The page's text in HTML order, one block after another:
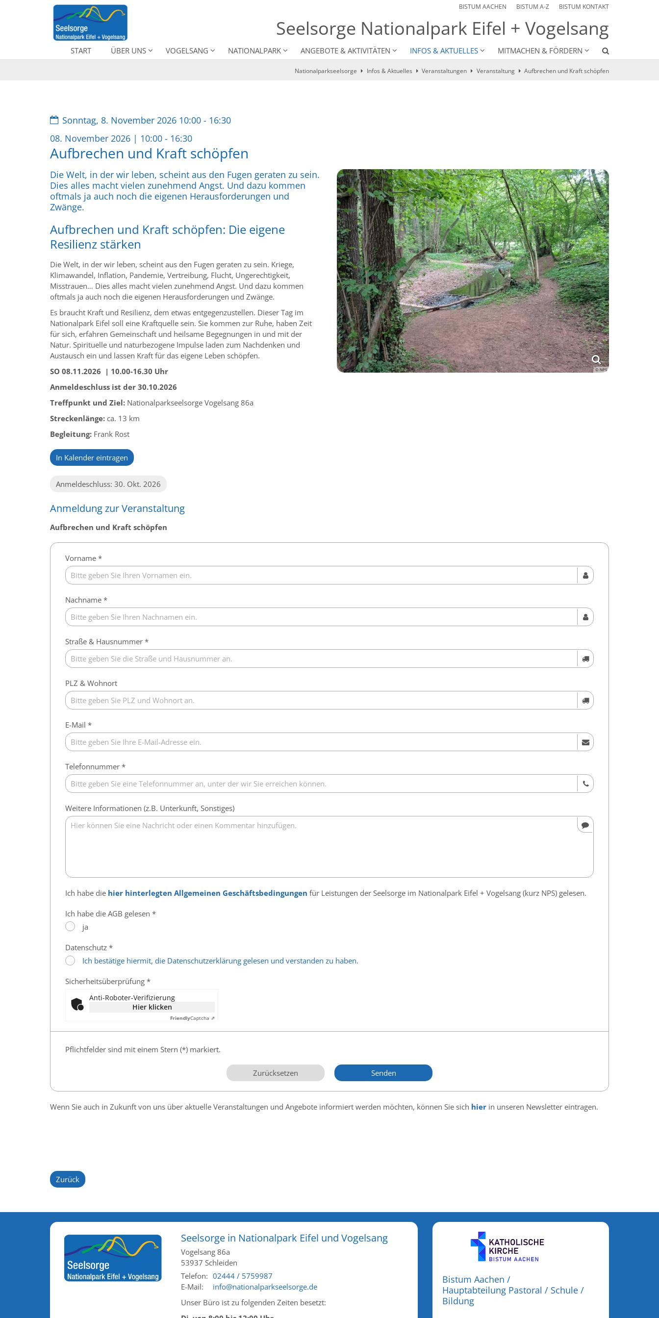
Zum Inhalt springen BISTUM AACHEN BISTUM A-Z BISTUM KONTAKT
Seelsorge Nationalpark Eifel + Vogelsang
START ÜBER UNS VOGELSANG NATIONALPARK ANGEBOTE & AKTIVITÄTEN INFOS & AKTUELLES MITMACHEN & FÖRDERN
Nationalparkseelsorge Infos & Aktuelles Veranstaltungen Veranstaltung Aufbrechen und Kraft schöpfen
Datum:
Sonntag, 8. November 2026 10:00 - 16:30
08. November 2026 | 10:00 - 16:30:
Aufbrechen und Kraft schöpfen
© NPS
Die Welt, in der wir leben, scheint aus den Fugen geraten zu sein.
Dies alles macht vielen zunehmend Angst. Und dazu kommen
oftmals ja auch noch die eigenen Herausforderungen und
Zwänge.
Aufbrechen und Kraft schöpfen: Die eigene
Resilienz stärken
Die Welt, in der wir leben, scheint aus den Fugen geraten zu sein. Kriege,
Klimawandel, Inflation, Pandemie, Vertreibung, Flucht, Ungerechtigkeit,
Misstrauen… Dies alles macht vielen zunehmend Angst. Und dazu kommen
oftmals ja auch noch die eigenen Herausforderungen und Zwänge.
Es braucht Kraft und Resilienz, dem etwas entgegenzustellen. Dieser Tag im
Nationalpark Eifel soll eine Kraftquelle sein. Sie kommen zur Ruhe, haben Zeit
für sich, erfahren Gemeinschaft und heilsame Begegnungen in und mit der
Natur. Spirituelle und naturbezogene Impulse laden zum Nachdenken und
Austausch ein und lassen Kraft für das eigene Leben schöpfen.
SO 08.11.2026 | 10.00-16.30 Uhr
Anmeldeschluss ist der 30.10.2026
Treffpunkt und Ziel: Nationalparkseelsorge Vogelsang 86a
Streckenlänge: ca. 13 km
Begleitung: Frank Rost
In Kalender eintragen
Anmeldeschluss: 30. Okt. 2026
Anmeldung zur Veranstaltung
Aufbrechen und Kraft schöpfen
Vorname *
Nachname *
Straße & Hausnummer *
PLZ & Wohnort
E-Mail *
Telefonnummer *
Weitere Informationen (z.B. Unterkunft, Sonstiges)
Ich habe die hier hinterlegten Allgemeinen Geschäftsbedingungen für Leistungen der Seelsorge im Nationalpark Eifel + Vogelsang (kurz NPS) gelesen.
Ich habe die AGB gelesen *
ja
Datenschutz *
Ich bestätige hiermit, die Datenschutzerklärung gelesen und verstanden zu haben.
Sicherheitsüberprüfung *
Anti-Roboter-Verifizierung
Hier klicken
FriendlyCaptcha ⇗
Pflichtfelder sind mit einem Stern (*) markiert.
Zurücksetzen
Wenn Sie auch in Zukunft von uns über aktuelle Veranstaltungen und Angebote informiert werden möchten, können Sie sich hier in unseren Newsletter eintragen.
Zurück
Seelsorge in Nationalpark Eifel und Vogelsang
Vogelsang 86a
53937 Schleiden
Telefon: 02444 / 5759987
E-Mail:
info@nationalparkseelsorge.de
Unser Büro ist zu folgenden Zeiten besetzt:
Bistum Aachen /
Hauptabteilung Pastoral / Schule /
Bildung